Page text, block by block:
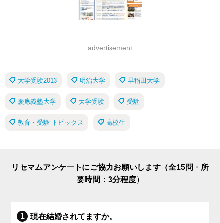
advertisement
大学受験2013 明治大学 早稲田大学
慶應義塾大学 大学受験 受験
教育・受験 トピックス 高校生
リセマムアンケートにご協力お願いします（全15問・所
要時間：3分程度）
現在結婚されてますか。